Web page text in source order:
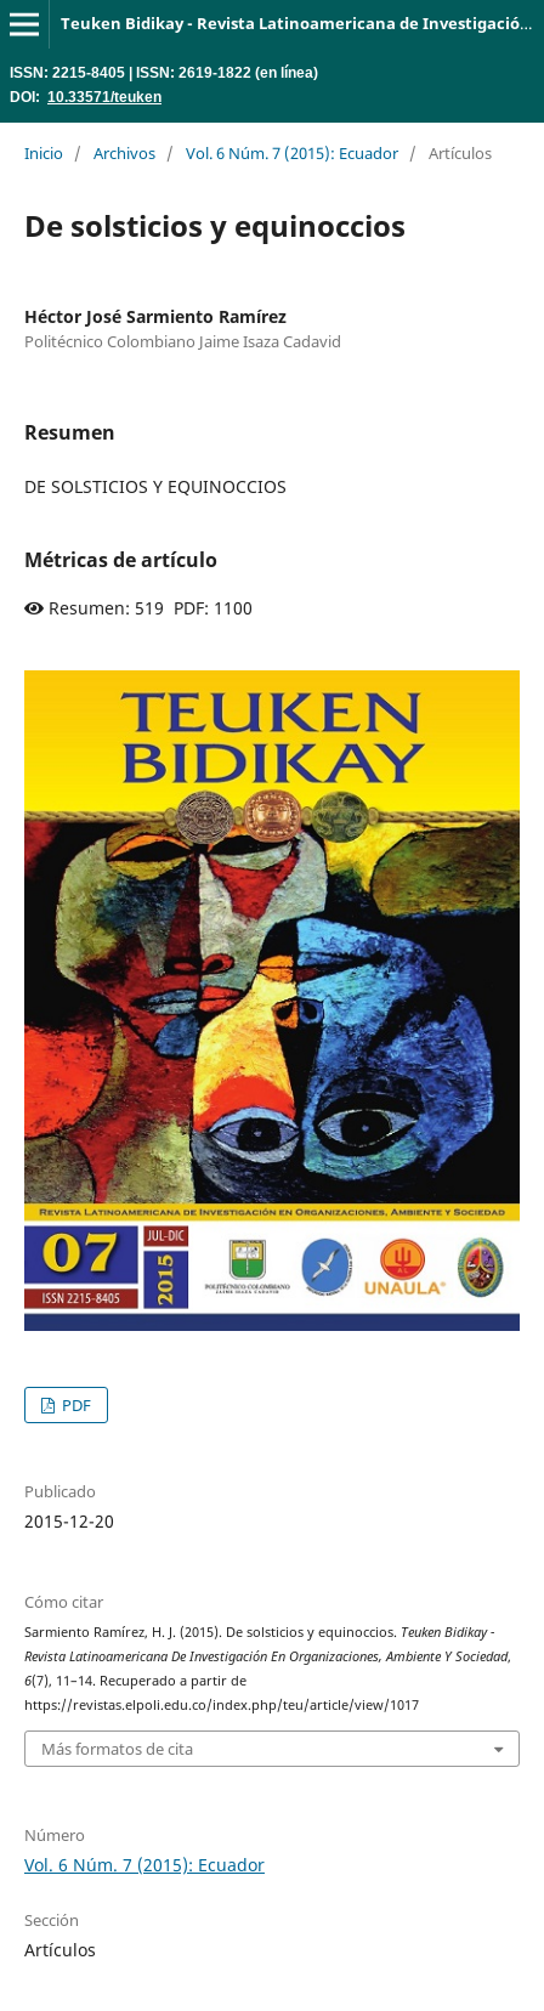
Teuken Bidikay - Revista Latinoamericana de Investigación en Organizaciones, Ambiente y Sociedad
ISSN: 2215-8405 | ISSN: 2619-1822 (en línea)
DOI: 10.33571/teuken
Inicio / Archivos / Vol. 6 Núm. 7 (2015): Ecuador / Artículos
De solsticios y equinoccios
Héctor José Sarmiento Ramírez
Politécnico Colombiano Jaime Isaza Cadavid
Resumen
DE SOLSTICIOS Y EQUINOCCIOS
Métricas de artículo
Resumen: 519 PDF: 1100
PDF
Publicado
2015-12-20
Cómo citar
Sarmiento Ramírez, H. J. (2015). De solsticios y equinoccios. Teuken Bidikay -
Revista Latinoamericana De Investigación En Organizaciones, Ambiente Y Sociedad,
6(7), 11–14. Recuperado a partir de
https://revistas.elpoli.edu.co/index.php/teu/article/view/1017
Más formatos de cita
Número
Vol. 6 Núm. 7 (2015): Ecuador
Sección
Artículos